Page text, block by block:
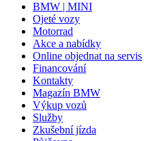
BMW | MINI
Ojeté vozy
Motorrad
Akce a nabídky
Online objednat na servis
Financování
Kontakty
Magazín BMW
Výkup vozů
Služby
Zkušební jízda